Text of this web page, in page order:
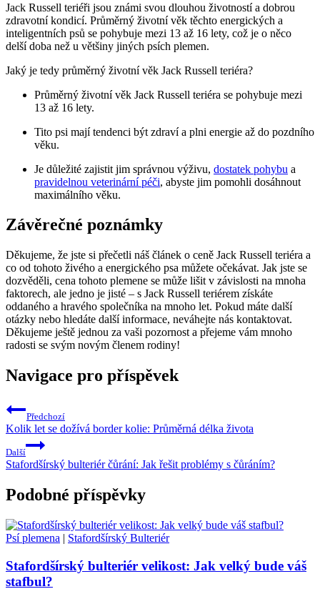
Jack Russell teriéři jsou známi svou dlouhou životností a dobrou
zdravotní kondicí. Průměrný životní věk těchto energických a
inteligentních psů se pohybuje mezi 13 až 16 lety, což je o něco
delší doba než u většiny jiných psích plemen.
Jaký je tedy průměrný životní věk Jack Russell teriéra?
Průměrný životní věk Jack Russell teriéra se pohybuje mezi
13 až 16 lety.
Tito psi mají tendenci být zdraví a plni energie až do pozdního
věku.
Je důležité zajistit jim správnou výživu, dostatek pohybu a
pravidelnou veterinární péči, abyste jim pomohli dosáhnout
maximálního věku.
Závěrečné poznámky
Děkujeme, že jste si přečetli náš článek o ceně Jack Russell teriéra a
co od tohoto živého a energického psa můžete očekávat. Jak jste se
dozvěděli, cena tohoto plemene se může lišit v závislosti na mnoha
faktorech, ale jedno je jisté – s Jack Russell teriérem získáte
oddaného a hravého společníka na mnoho let. Pokud máte další
otázky nebo hledáte další informace, neváhejte nás kontaktovat.
Děkujeme ještě jednou za vaši pozornost a přejeme vám mnoho
radosti se svým novým členem rodiny!
Navigace pro příspěvek
Předchozí
Kolik let se dožívá border kolie: Průměrná délka života
Další
Stafordšírský bulteriér čůrání: Jak řešit problémy s čůráním?
Podobné příspěvky
Psí plemena | Stafordšírský Bulteriér
Stafordšírský bulteriér velikost: Jak velký bude váš
stafbul?